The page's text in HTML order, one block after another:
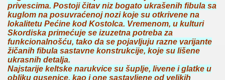
privescima. Postoji čitav niz bogato ukrašenih fibula sa
kuglom na posuvraćenoj nozi koje su otkrivene na
lokalitetu Pećine kod Kostolca. Vremenom, u kulturi
Skordiska primećuje se izuzetna potreba za
funkcionalnošću, tako da se pojavljuju razne varijante
žičanih fibula sastavne konstrukcije, koje su lišene
ukrasnih detalja.
Najstarije keltske narukvice su šuplje, livene i glatke u
obliku gusenice, kao i one sastavljene od velikih